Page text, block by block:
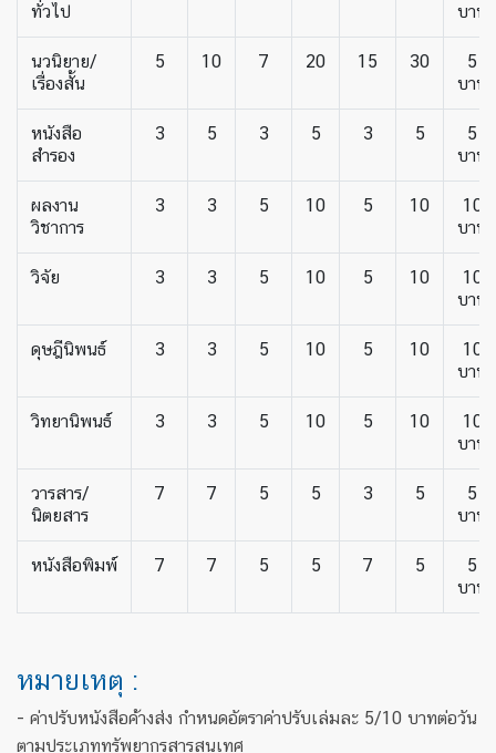
ทั่วไป
บาท
นวนิยาย/
เรื่องสั้น
5 10 7 20 15 30
5
บาท
หนังสือ
สำรอง
3 5 3 5 3 5
5
บาท
ผลงาน
วิชาการ
3 3 5 10 5 10
10
บาท
วิจัย 3 3 5 10 5 10
10
บาท
ดุษฎีนิพนธ์ 3 3 5 10 5 10
10
บาท
วิทยานิพนธ์ 3 3 5 10 5 10
10
บาท
วารสาร/
นิตยสาร
7 7 5 5 3 5
5
บาท
หนังสือพิมพ์ 7 7 5 5 7 5
5
บาท
หมายเหตุ :
- ค่าปรับหนังสือค้างส่ง กำหนดอัตราค่าปรับเล่มละ 5/10 บาทต่อวัน
ตามประเภททรัพยากรสารสนเทศ